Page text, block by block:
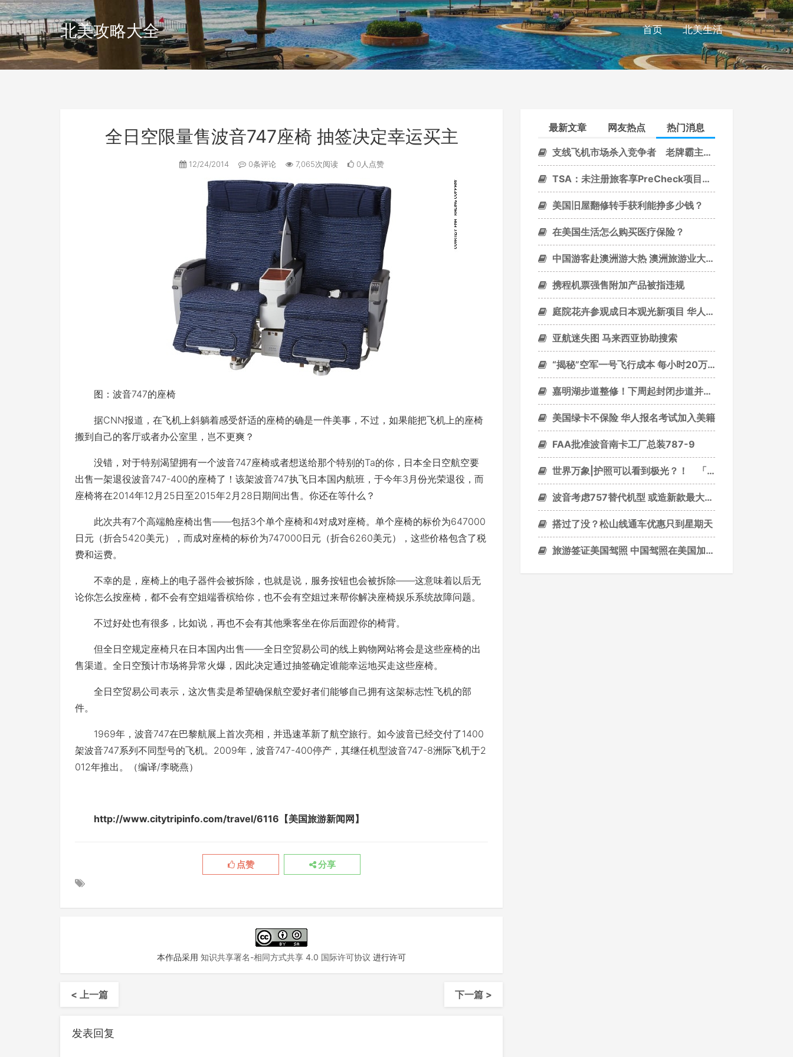
北美攻略大全 首页 北美生活
全日空限量售波音747座椅 抽签决定幸运买主
12/24/2014 0条评论 7,065次阅读 0人点赞
图：波音747的座椅
据CNN报道，在飞机上斜躺着感受舒适的座椅的确是一件美事，不过，如果能把飞机上的座椅
搬到自己的客厅或者办公室里，岂不更爽？
没错，对于特别渴望拥有一个波音747座椅或者想送给那个特别的Ta的你，日本全日空航空要
出售一架退役波音747-400的座椅了！该架波音747执飞日本国内航班，于今年3月份光荣退役，而
座椅将在2014年12月25日至2015年2月28日期间出售。你还在等什么？
此次共有7个高端舱座椅出售――包括3个单个座椅和4对成对座椅。单个座椅的标价为647000
日元（折合5420美元），而成对座椅的标价为747000日元（折合6260美元），这些价格包含了税
费和运费。
不幸的是，座椅上的电子器件会被拆除，也就是说，服务按钮也会被拆除――这意味着以后无
论你怎么按座椅，都不会有空姐端香槟给你，也不会有空姐过来帮你解决座椅娱乐系统故障问题。
不过好处也有很多，比如说，再也不会有其他乘客坐在你后面蹬你的椅背。
但全日空规定座椅只在日本国内出售――全日空贸易公司的线上购物网站将会是这些座椅的出
售渠道。全日空预计市场将异常火爆，因此决定通过抽签确定谁能幸运地买走这些座椅。
全日空贸易公司表示，这次售卖是希望确保航空爱好者们能够自己拥有这架标志性飞机的部
件。
1969年，波音747在巴黎航展上首次亮相，并迅速革新了航空旅行。如今波音已经交付了1400
架波音747系列不同型号的飞机。2009年，波音747-400停产，其继任机型波音747-8洲际飞机于2
012年推出。（编译/李晓燕）
http://www.citytripinfo.com/travel/6116【美国旅游新闻网】
点赞 分享
本作品采用 知识共享署名-相同方式共享 4.0 国际许可协议 进行许可
< 上一篇 下一篇 >
发表回复
最新文章 网友热点 热门消息
支线飞机市场杀入竞争者 老牌霸主面临挑战
TSA：未注册旅客享PreCheck项目次数将减少
美国旧屋翻修转手获利能挣多少钱？
在美国生活怎么购买医疗保险？
中国游客赴澳洲游大热 澳洲旅游业大力吸引中国客
携程机票强售附加产品被指违规
庭院花卉参观成日本观光新项目 华人游客表期待
亚航迷失图 马来西亚协助搜索
“揭秘”空军一号飞行成本 每小时20万美元
嘉明湖步道整修！下周起封闭步道并停止山屋住宿申请
美国绿卡不保险 华人报名考试加入美籍
FAA批准波音南卡工厂总装787-9
世界万象|护照可以看到极光？！ 「最美护照」在挪威
波音考虑757替代机型 或造新款最大窄体机
搭过了没？松山线通车优惠只到星期天
旅游签证美国驾照 中国驾照在美国加州使用的官方说明，非常实用，收藏哦！